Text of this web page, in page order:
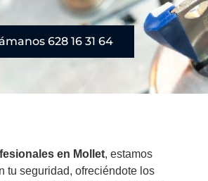
628 16 31 64
en Mollet, estamos
tu seguridad, ofreciéndote los